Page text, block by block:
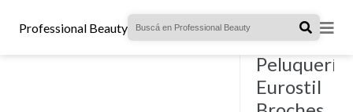
Professional Beauty
- 8 vendidos.
Peluquería
Eurostil